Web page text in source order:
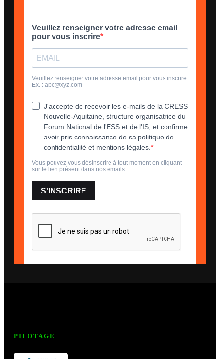
PILOTAGE